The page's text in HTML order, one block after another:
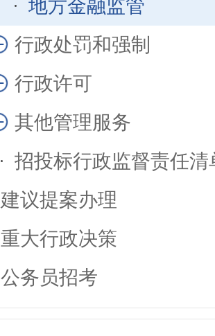
地方金融监管
行政处罚和强制
行政许可
其他管理服务
招投标行政监督责任清
建议提案办理
重大行政决策
公务员招考